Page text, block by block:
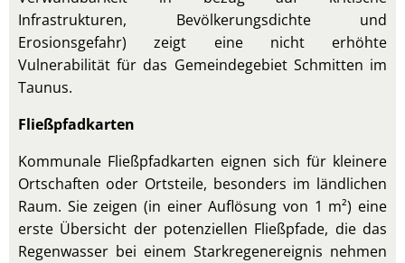
Infrastrukturen, Bevölkerungsdichte und
Erosionsgefahr) zeigt eine nicht erhöhte
Vulnerabilität für das Gemeindegebiet Schmitten im
Taunus.
Fließpfadkarten
Kommunale Fließpfadkarten eignen sich für kleinere
Ortschaften oder Ortsteile, besonders im ländlichen
Raum. Sie zeigen (in einer Auflösung von 1 m²) eine
erste Übersicht der potenziellen Fließpfade, die das
Regenwasser bei einem Starkregenereignis nehmen